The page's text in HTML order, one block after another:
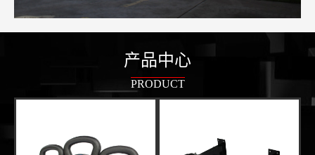
产品中心
PRODUCT